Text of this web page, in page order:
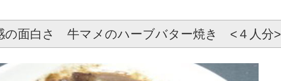
の面白さ 牛マメのハーブバター焼き <４人分>